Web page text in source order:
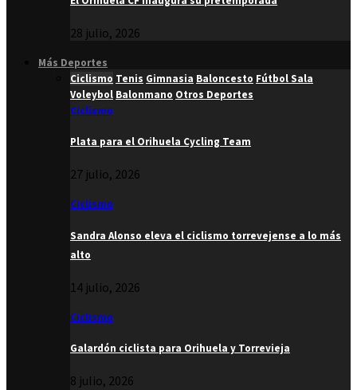
28 julio, 2026
Más Deportes
Ciclismo Tenis Gimnasia Baloncesto Fútbol Sala
Voleybol Balonmano Otros Deportes
Ciclismo
Plata para el Orihuela Cycling Team
27 julio, 2026
Ciclismo
Sandra Alonso eleva el ciclismo torrevejense a lo más
alto
14 julio, 2026
Ciclismo
Galardón ciclista para Orihuela y Torrevieja
8 julio, 2026